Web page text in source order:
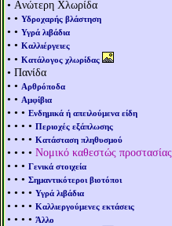
• Aνώτερη Χλωρίδα
• • Υδροχαρής βλάστηση
• • Υγρά λιβάδια
• • Καλλιέργειες
• • Κατάλογος χλωρίδας
• Πανίδα
• • Αρθρόποδα
• • Αμφίβια
• • • Ενδημικά ή απειλούμενα είδη
• • • • Περιοχές εξάπλωσης
• • • • Κατάσταση πληθυσμού
• • • • Νομικό καθεστώς προστασίας
• • • Γενικά στοιχεία
• • • Σημαντικότεροι βιοτόποι
• • • • Υγρά λιβάδια
• • • • Καλλιεργούμενες εκτάσεις
• • • • Άλλο